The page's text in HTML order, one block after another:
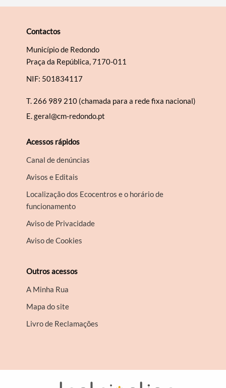
Filtros
Contactos
Município de Redondo
Praça da República, 7170-011
NIF: 501834117
T. 266 989 210 (chamada para a rede fixa nacional)
E.geral@cm-redondo.pt
Acessos rápidos
Canal de denúncias
Avisos e Editais
Localização dos Ecocentros e o horário de
funcionamento
Aviso de Privacidade
Aviso de Cookies
Outros acessos
A Minha Rua
Mapa do site
Livro de Reclamações